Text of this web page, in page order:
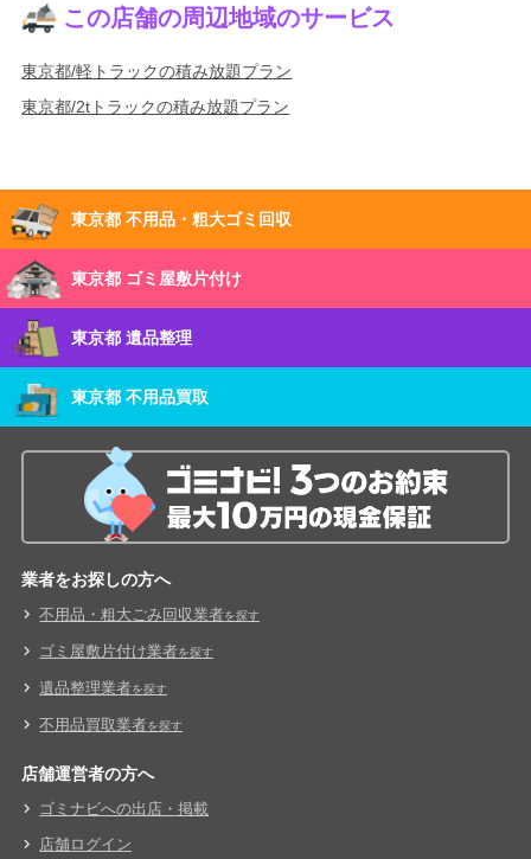
この店舗の周辺地域のサービス
東京都/軽トラックの積み放題プラン
東京都/2tトラックの積み放題プラン
東京都 不用品・粗大ゴミ回収
東京都 ゴミ屋敷片付け
東京都 遺品整理
東京都 不用品買取
業者をお探しの方へ
不用品・粗大ごみ回収業者を探す
ゴミ屋敷片付け業者を探す
遺品整理業者を探す
不用品買取業者を探す
店舗運営者の方へ
ゴミナビへの出店・掲載
店舗ログイン